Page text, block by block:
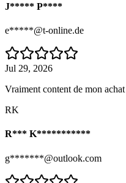
J***** P****
e*****@t-online.de
Jul 29, 2026
Vraiment content de mon achat
RK
R*** K***********
g*******@outlook.com